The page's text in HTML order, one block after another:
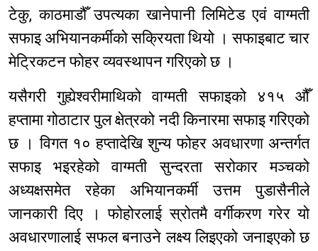
टेकु, काठमाडौँ उपत्यका खानेपानी लिमिटेड एवं वाग्मती
सफाइ अभियानकर्मीको सक्रियता थियो । सफाइबाट चार
मेट्रिकटन फोहर व्यवस्थापन गरिएको छ ।
यसैगरी गुह्येश्वरीमाथिको वाग्मती सफाइको ४१५ औँ
हप्तामा गोठाटार पुल क्षेत्रको नदी किनारमा सफाइ गरिएको
छ । विगत १० हप्तादेखि शुन्य फोहर अवधारणा अन्तर्गत
सफाइ भइरहेको वाग्मती सुन्दरता सरोकार मञ्चको
अध्यक्षसमेत रहेका अभियानकर्मी उत्तम पुडासैनीले
जानकारी दिए । फोहोरलाई स्रोतमै वर्गीकरण गरेर यो
अवधारणालाई सफल बनाउने लक्ष्य लिइएको जनाइएको छ